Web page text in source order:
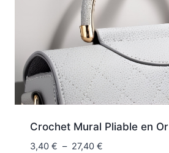
Crochet Mural Pliable en Or
3,40 € – 27,40 €Plage